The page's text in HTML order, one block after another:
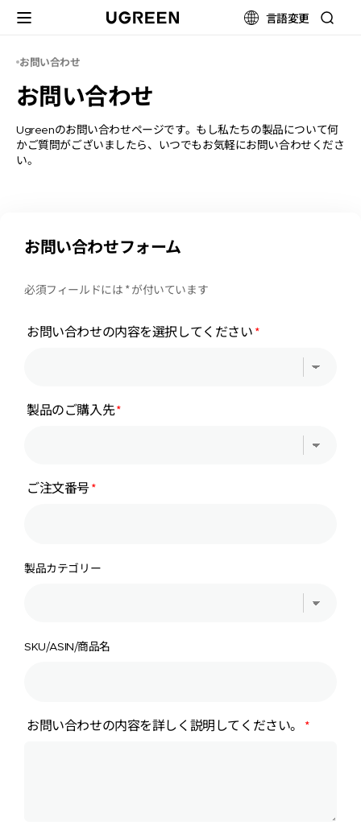
コンテンツ
に進む
言語変更
お問い合わせ
お問い合わせ
Ugreenのお問い合わせページです。もし私たちの製品について何
かご質問がございましたら、いつでもお気軽にお問い合わせくださ
い。
お問い合わせフォーム
必須フィールドには * が付いています
お問い合わせの内容を選択してください
製品のご購入先
ご注文番号
製品カテゴリー
SKU/ASIN/商品名
お問い合わせの内容を詳しく説明してください。